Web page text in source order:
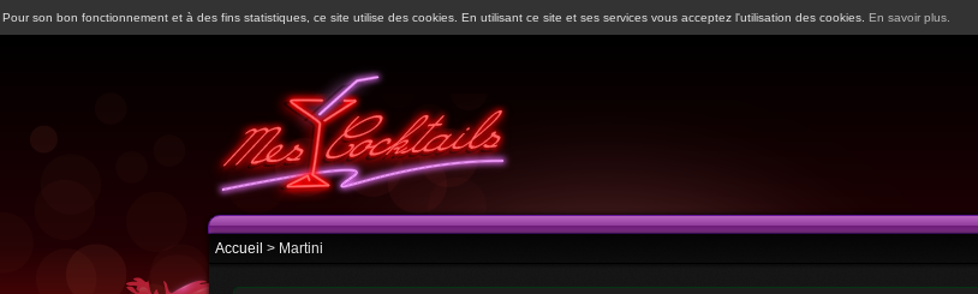
Pour son bon fonctionnement et à des fins statistiques, ce site utilise des cookies. En utilisant ce site et ses services vous acceptez l'utilisation des cookies. En savoir plus.
Accueil > Martini